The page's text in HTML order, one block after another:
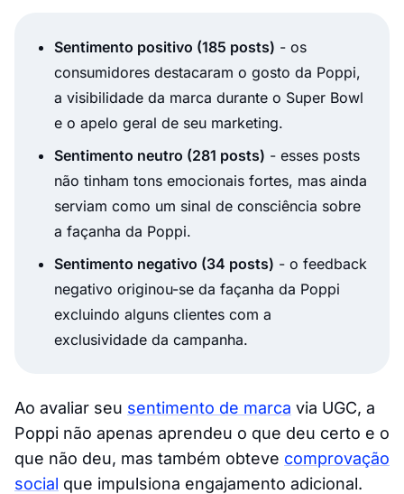
Sentimento positivo (185 posts) - os
consumidores destacaram o gosto da Poppi,
a visibilidade da marca durante o Super Bowl
e o apelo geral de seu marketing.
Sentimento neutro (281 posts) - esses posts
não tinham tons emocionais fortes, mas ainda
serviam como um sinal de consciência sobre
a façanha da Poppi.
Sentimento negativo (34 posts) - o feedback
negativo originou-se da façanha da Poppi
excluindo alguns clientes com a
exclusividade da campanha.
Ao avaliar seu sentimento de marca via UGC, a
Poppi não apenas aprendeu o que deu certo e o
que não deu, mas também obteve comprovação
social que impulsiona engajamento adicional.